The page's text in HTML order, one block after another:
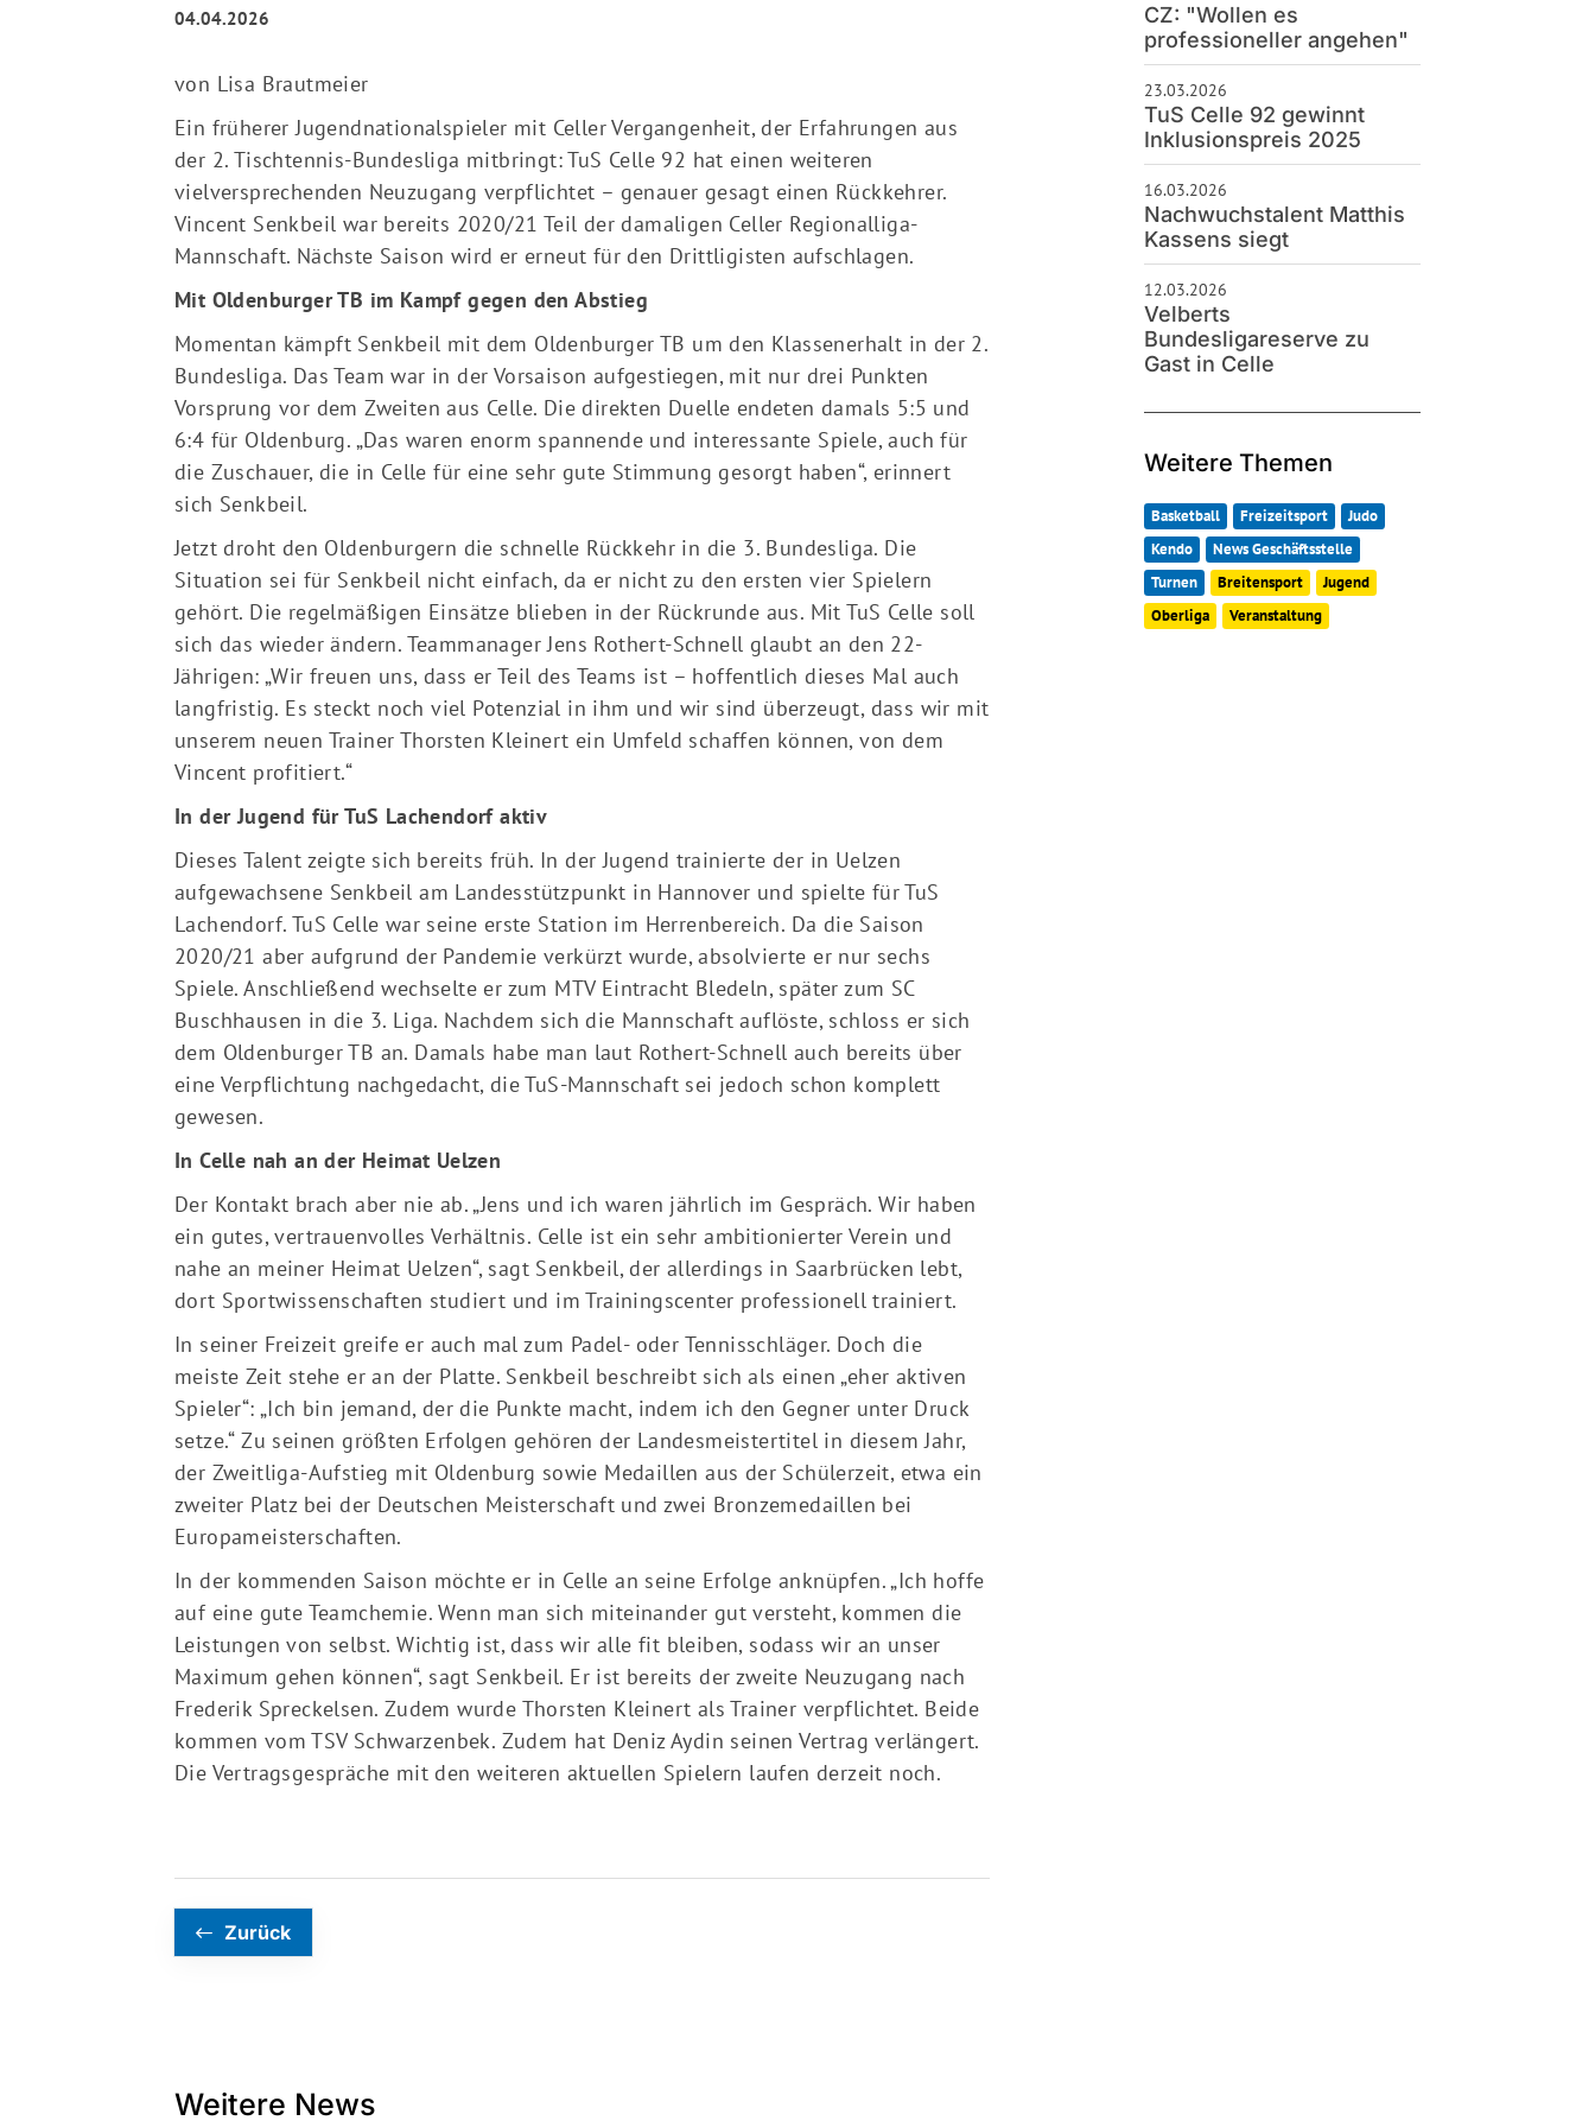
04.04.2026
von Lisa Brautmeier
Ein früherer Jugendnationalspieler mit Celler Vergangenheit, der Erfahrungen aus
der 2. Tischtennis-Bundesliga mitbringt: TuS Celle 92 hat einen weiteren
vielversprechenden Neuzugang verpflichtet – genauer gesagt einen Rückkehrer.
Vincent Senkbeil war bereits 2020/21 Teil der damaligen Celler Regionalliga-
Mannschaft. Nächste Saison wird er erneut für den Drittligisten aufschlagen.
Mit Oldenburger TB im Kampf gegen den Abstieg
Momentan kämpft Senkbeil mit dem Oldenburger TB um den Klassenerhalt in der 2.
Bundesliga. Das Team war in der Vorsaison aufgestiegen, mit nur drei Punkten
Vorsprung vor dem Zweiten aus Celle. Die direkten Duelle endeten damals 5:5 und
6:4 für Oldenburg. „Das waren enorm spannende und interessante Spiele, auch für
die Zuschauer, die in Celle für eine sehr gute Stimmung gesorgt haben“, erinnert
sich Senkbeil.
Jetzt droht den Oldenburgern die schnelle Rückkehr in die 3. Bundesliga. Die
Situation sei für Senkbeil nicht einfach, da er nicht zu den ersten vier Spielern
gehört. Die regelmäßigen Einsätze blieben in der Rückrunde aus. Mit TuS Celle soll
sich das wieder ändern. Teammanager Jens Rothert-Schnell glaubt an den 22-
Jährigen: „Wir freuen uns, dass er Teil des Teams ist – hoffentlich dieses Mal auch
langfristig. Es steckt noch viel Potenzial in ihm und wir sind überzeugt, dass wir mit
unserem neuen Trainer Thorsten Kleinert ein Umfeld schaffen können, von dem
Vincent profitiert.“
In der Jugend für TuS Lachendorf aktiv
Dieses Talent zeigte sich bereits früh. In der Jugend trainierte der in Uelzen
aufgewachsene Senkbeil am Landesstützpunkt in Hannover und spielte für TuS
Lachendorf. TuS Celle war seine erste Station im Herrenbereich. Da die Saison
2020/21 aber aufgrund der Pandemie verkürzt wurde, absolvierte er nur sechs
Spiele. Anschließend wechselte er zum MTV Eintracht Bledeln, später zum SC
Buschhausen in die 3. Liga. Nachdem sich die Mannschaft auflöste, schloss er sich
dem Oldenburger TB an. Damals habe man laut Rothert-Schnell auch bereits über
eine Verpflichtung nachgedacht, die TuS-Mannschaft sei jedoch schon komplett
gewesen.
In Celle nah an der Heimat Uelzen
Der Kontakt brach aber nie ab. „Jens und ich waren jährlich im Gespräch. Wir haben
ein gutes, vertrauenvolles Verhältnis. Celle ist ein sehr ambitionierter Verein und
nahe an meiner Heimat Uelzen“, sagt Senkbeil, der allerdings in Saarbrücken lebt,
dort Sportwissenschaften studiert und im Trainingscenter professionell trainiert.
In seiner Freizeit greife er auch mal zum Padel- oder Tennisschläger. Doch die
meiste Zeit stehe er an der Platte. Senkbeil beschreibt sich als einen „eher aktiven
Spieler“: „Ich bin jemand, der die Punkte macht, indem ich den Gegner unter Druck
setze.“ Zu seinen größten Erfolgen gehören der Landesmeistertitel in diesem Jahr,
der Zweitliga-Aufstieg mit Oldenburg sowie Medaillen aus der Schülerzeit, etwa ein
zweiter Platz bei der Deutschen Meisterschaft und zwei Bronzemedaillen bei
Europameisterschaften.
In der kommenden Saison möchte er in Celle an seine Erfolge anknüpfen. „Ich hoffe
auf eine gute Teamchemie. Wenn man sich miteinander gut versteht, kommen die
Leistungen von selbst. Wichtig ist, dass wir alle fit bleiben, sodass wir an unser
Maximum gehen können“, sagt Senkbeil. Er ist bereits der zweite Neuzugang nach
Frederik Spreckelsen. Zudem wurde Thorsten Kleinert als Trainer verpflichtet. Beide
kommen vom TSV Schwarzenbek. Zudem hat Deniz Aydin seinen Vertrag verlängert.
Die Vertragsgespräche mit den weiteren aktuellen Spielern laufen derzeit noch.
Zurück
CZ: "Wollen es
professioneller angehen"
23.03.2026
TuS Celle 92 gewinnt
Inklusionspreis 2025
16.03.2026
Nachwuchstalent Matthis
Kassens siegt
12.03.2026
Velberts
Bundesligareserve zu
Gast in Celle
Weitere Themen
Basketball Freizeitsport
Judo
Kendo
News Geschäftsstelle
Turnen
Breitensport
Jugend
Oberliga
Veranstaltung
Weitere News